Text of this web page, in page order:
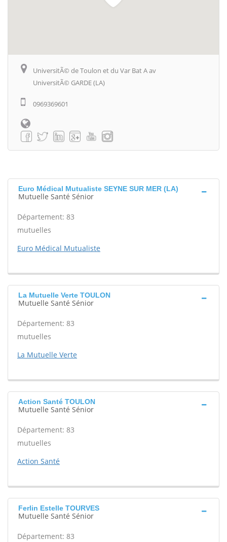
UniversitÃ© de Toulon et du Var Bat A av
UniversitÃ© GARDE (LA)
0969369601
Euro Médical Mutualiste SEYNE SUR MER (LA)
Mutuelle Santé Sénior
Département: 83
mutuelles
Euro Médical Mutualiste
La Mutuelle Verte TOULON
Mutuelle Santé Sénior
Département: 83
mutuelles
La Mutuelle Verte
Action Santé TOULON
Mutuelle Santé Sénior
Département: 83
mutuelles
Action Santé
Ferlin Estelle TOURVES
Mutuelle Santé Sénior
Département: 83